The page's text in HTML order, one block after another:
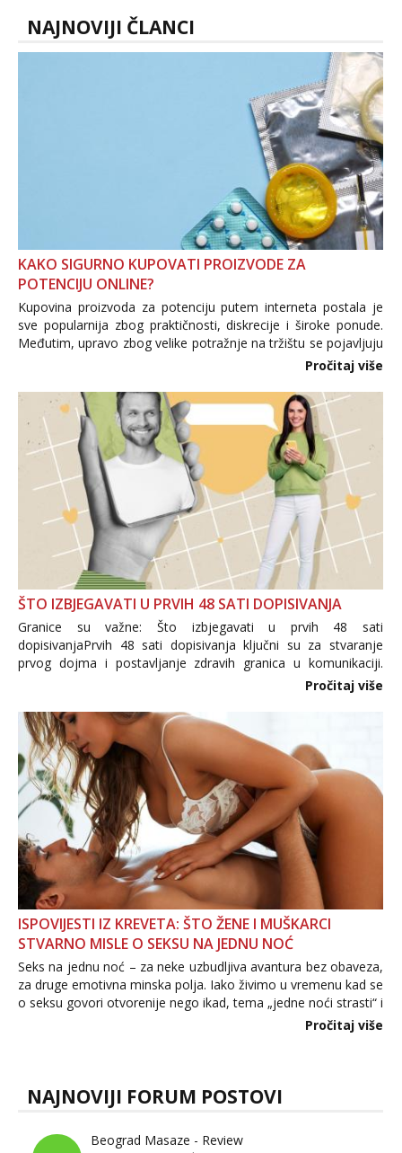
seksa, puš...
NAJNOVIJI ČLANCI
KAKO SIGURNO KUPOVATI PROIZVODE ZA
POTENCIJU ONLINE?
Kupovina proizvoda za potenciju putem interneta postala je
sve popularnija zbog praktičnosti, diskrecije i široke ponude.
Međutim, upravo zbog velike potražnje na tržištu se pojavljuju
i brojni krivotvoreni proizvodi, nepouzdane internetske
Pročitaj više
ŠTO IZBJEGAVATI U PRVIH 48 SATI DOPISIVANJA
Granice su važne: Što izbjegavati u prvih 48 sati
dopisivanjaPrvih 48 sati dopisivanja ključni su za stvaranje
prvog dojma i postavljanje zdravih granica u komunikaciji.
Važno je izbjeći prebrzo otkrivanje osobnih ili intimnih
informacija, jer nepoznata osoba još nije zaslužila to
povjerenje. Takođe...
Pročitaj više
ISPOVIJESTI IZ KREVETA: ŠTO ŽENE I MUŠKARCI
STVARNO MISLE O SEKSU NA JEDNU NOĆ
Seks na jednu noć – za neke uzbudljiva avantura bez obaveza,
za druge emotivna minska polja. Iako živimo u vremenu kad se
o seksu govori otvorenije nego ikad, tema „jedne noći strasti“ i
dalje izaziva burne rasprave. Što zapravo misle žene, a što
Pročitaj više
NAJNOVIJI FORUM POSTOVI
Beograd Masaze - Review